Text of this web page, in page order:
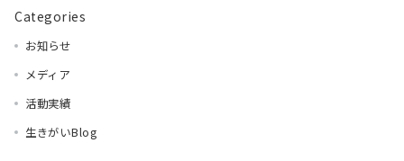
Categories
お知らせ
メディア
活動実績
生きがいBlog